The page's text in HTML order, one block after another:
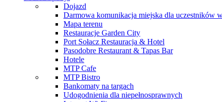
Dojazd
Darmowa komunikacja miejska dla uczestników
Mapa terenu
Restauracje Garden City
Port Sołacz Restauracja & Hotel
Pasodobre Restaurant & Tapas Bar
Hotele
MTP Cafe
MTP Bistro
Bankomaty na targach
Udogodnienia dla niepełnosprawnych